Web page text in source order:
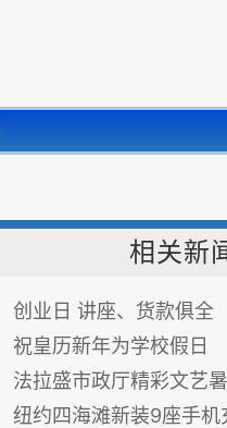
相关新
创业日 讲座、货款俱全
祝皇历新年为学校假日
法拉盛市政厅精彩文艺
纽约四海滩新装9座手机